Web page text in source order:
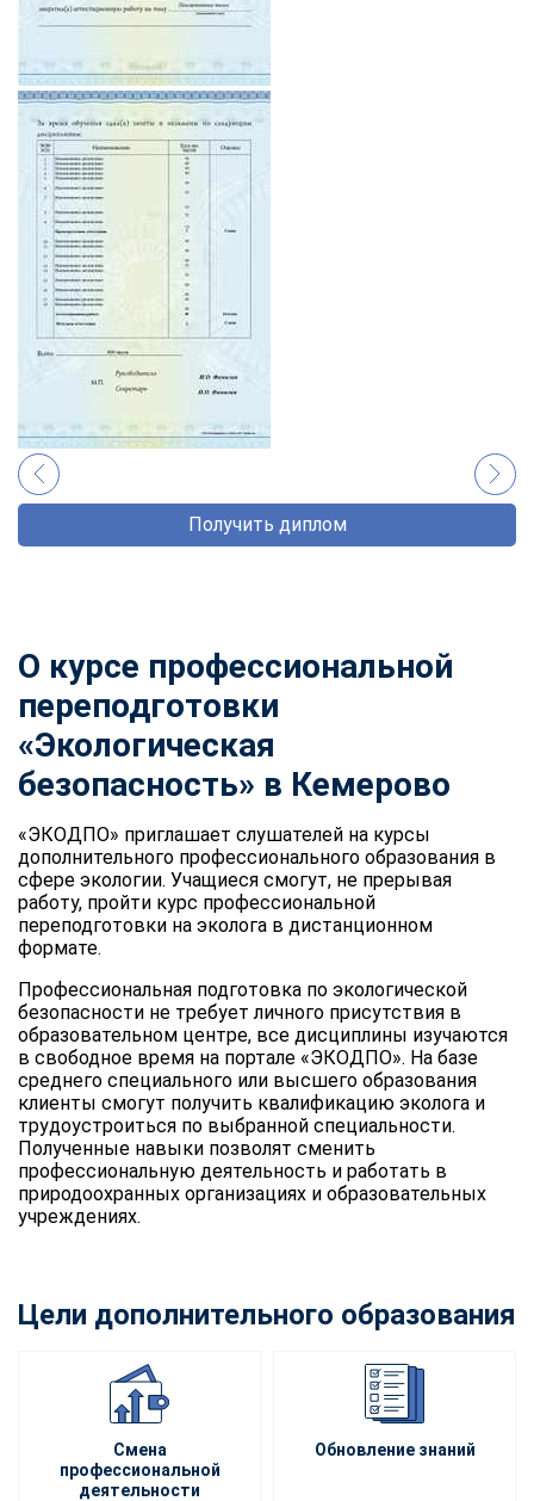
Получить диплом
О курсе профессиональной
переподготовки
«Экологическая
безопасность» в Кемерово
«ЭКОДПО» приглашает слушателей на курсы
дополнительного профессионального образования в
сфере экологии. Учащиеся смогут, не прерывая
работу, пройти курс профессиональной
переподготовки на эколога в дистанционном
формате.
Профессиональная подготовка по экологической
безопасности не требует личного присутствия в
образовательном центре, все дисциплины изучаются
в свободное время на портале «ЭКОДПО». На базе
среднего специального или высшего образования
клиенты смогут получить квалификацию эколога и
трудоустроиться по выбранной специальности.
Полученные навыки позволят сменить
профессиональную деятельность и работать в
природоохранных организациях и образовательных
учреждениях.
Цели дополнительного образования
Смена
профессиональной
деятельности
Обновление знаний